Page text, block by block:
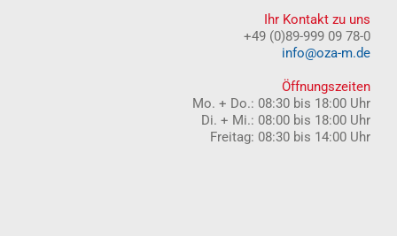
Ihr Kontakt zu uns
+49 (0)89-999 09 78-0
info@oza-m.de
Öffnungszeiten
Mo. + Do.: 08:30 bis 18:00 Uhr
Di. + Mi.: 08:00 bis 18:00 Uhr
Freitag: 08:30 bis 14:00 Uhr